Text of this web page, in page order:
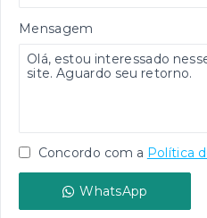
Mensagem
Concordo com a Política
WhatsApp